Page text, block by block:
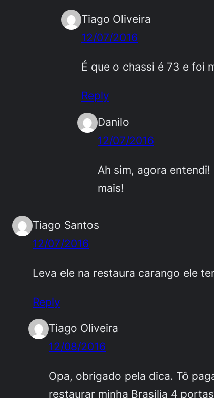
Tiago Oliveira
12/07/2016
É que o chassi é 73 e foi
Reply
Danilo
12/07/2016
Ah sim, agora
mais!
Tiago Santos
12/07/2016
Leva ele na restaura carango ele
Reply
Tiago Oliveira
12/08/2016
Opa, obrigado pela dica. Tô
restaurar minha Brasilia 4